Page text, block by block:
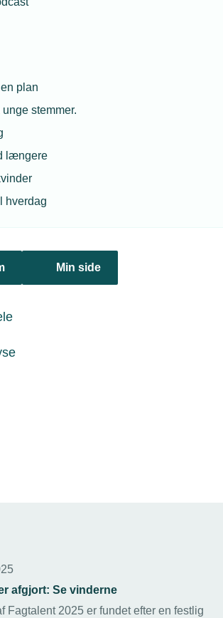
plan
stemmer.
længere
hverdag
Min side
sit rekordhøje niveau, viser nye tal.
god grund til at kigge flere veje for at
ligger dog lavere end andre
afgjort: Se vinderne
Fagtalent 2025 er fundet efter en festlig